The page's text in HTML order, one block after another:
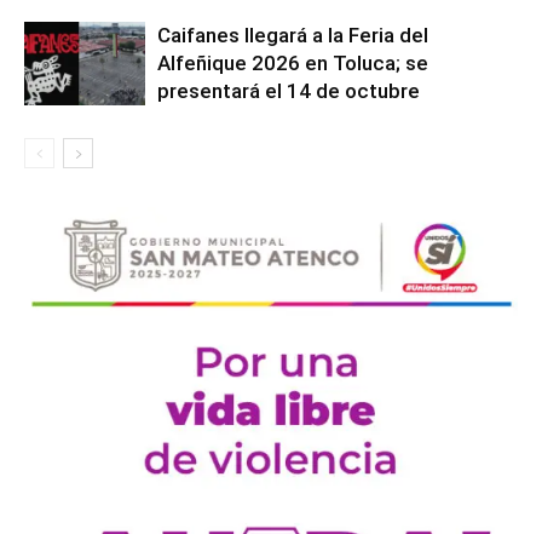
Caifanes llegará a la Feria del
Alfeñique 2026 en Toluca; se
presentará el 14 de octubre